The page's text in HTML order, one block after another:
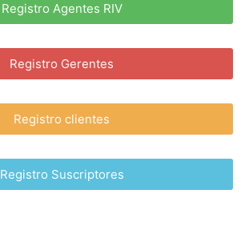
Registro Agentes RIV
Registro Gerentes
Registro clientes
Registro Suscriptores